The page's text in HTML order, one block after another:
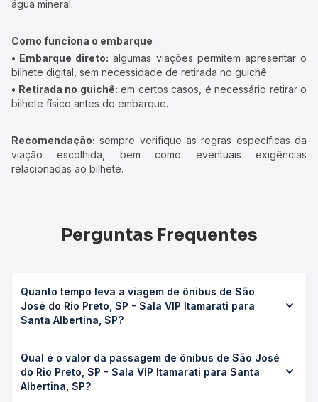
água mineral.
Como funciona o embarque
• Embarque direto: algumas viações permitem apresentar o
bilhete digital, sem necessidade de retirada no guichê.
• Retirada no guichê: em certos casos, é necessário retirar o
bilhete físico antes do embarque.
Recomendação: sempre verifique as regras específicas da
viação escolhida, bem como eventuais exigências
relacionadas ao bilhete.
Perguntas Frequentes
Quanto tempo leva a viagem de ônibus de São
José do Rio Preto, SP - Sala VIP Itamarati para
Santa Albertina, SP?
VIP Itamarati para Santa Albertina, SP leva em média 4h
30min, podendo variar conforme a viação, o tipo de
serviço (convencional, executivo ou leito) e as condições
Qual é o valor da passagem de ônibus de São José
do Rio Preto, SP - Sala VIP Itamarati para Santa
Albertina, SP?